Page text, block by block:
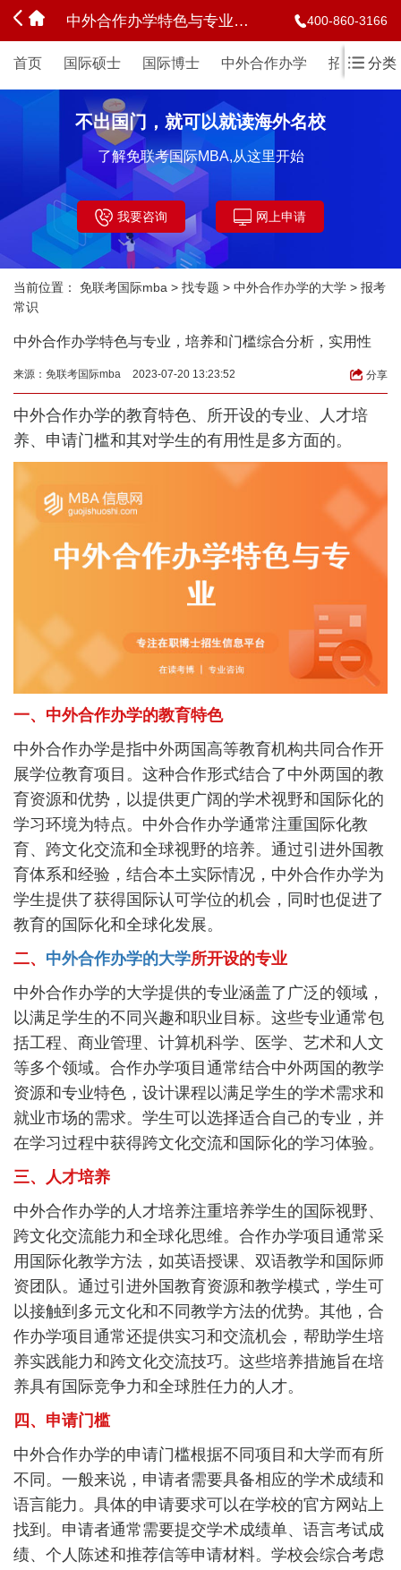
中外合作办学特色与专业，培养和门槛综合分析，实用性 400-860-3166
首页 国际硕士 国际博士 中外合作办学 招生简章
分类
不出国门，就可以就读海外名校
了解免联考国际MBA,从这里开始
我要咨询 网上申请
当前位置： 免联考国际mba > 找专题 > 中外合作办学的大学 > 报考
常识
中外合作办学特色与专业，培养和门槛综合分析，实用性
来源： 免联考国际mba 2023-07-20 13:23:52 分享
中外合作办学的教育特色、所开设的专业、人才培
养、申请门槛和其对学生的有用性是多方面的。
一、中外合作办学的教育特色
中外合作办学是指中外两国高等教育机构共同合作开
展学位教育项目。这种合作形式结合了中外两国的教
育资源和优势，以提供更广阔的学术视野和国际化的
学习环境为特点。中外合作办学通常注重国际化教
育、跨文化交流和全球视野的培养。通过引进外国教
育体系和经验，结合本土实际情况，中外合作办学为
学生提供了获得国际认可学位的机会，同时也促进了
教育的国际化和全球化发展。
二、 中外合作办学的大学所开设的专业
中外合作办学的大学提供的专业涵盖了广泛的领域，
以满足学生的不同兴趣和职业目标。这些专业通常包
括工程、商业管理、计算机科学、医学、艺术和人文
等多个领域。合作办学项目通常结合中外两国的教学
资源和专业特色，设计课程以满足学生的学术需求和
就业市场的需求。学生可以选择适合自己的专业，并
在学习过程中获得跨文化交流和国际化的学习体验。
三、人才培养
中外合作办学的人才培养注重培养学生的国际视野、
跨文化交流能力和全球化思维。合作办学项目通常采
用国际化教学方法，如英语授课、双语教学和国际师
资团队。通过引进外国教育资源和教学模式，学生可
以接触到多元文化和不同教学方法的优势。其他，合
作办学项目通常还提供实习和交流机会，帮助学生培
养实践能力和跨文化交流技巧。这些培养措施旨在培
养具有国际竞争力和全球胜任力的人才。
四、申请门槛
中外合作办学的申请门槛根据不同项目和大学而有所
不同。一般来说，申请者需要具备相应的学术成绩和
语言能力。具体的申请要求可以在学校的官方网站上
找到。申请者通常需要提交学术成绩单、语言考试成
绩、个人陈述和推荐信等申请材料。学校会综合考虑